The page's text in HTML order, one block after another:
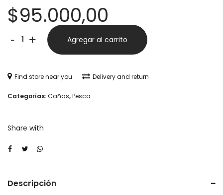
$95.000,00
-
1.98
cantidad
+ Agregar al carrito
Find store near you Delivery and return
Categorías:Cañas,Pesca
Share with
Descripción